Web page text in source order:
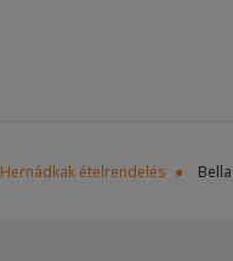
Hernádkak ételrendelés